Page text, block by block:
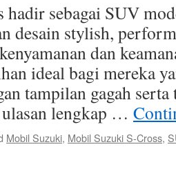
hadir sebagai SUV
desain stylish,
dan
ideal bagi mereka
tampilan gagah
lengkap …
Mobil Suzuki, Mobil Suzuki S-Cross,